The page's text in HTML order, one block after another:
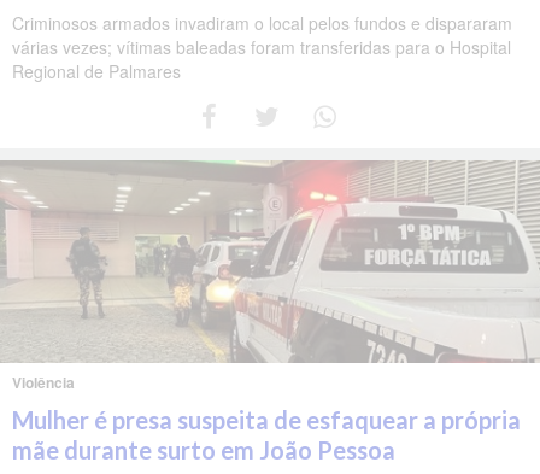
Criminosos armados invadiram o local pelos fundos e dispararam
várias vezes; vítimas baleadas foram transferidas para o Hospital
Regional de Palmares
Violência
Mulher é presa suspeita de esfaquear a própria
mãe durante surto em João Pessoa